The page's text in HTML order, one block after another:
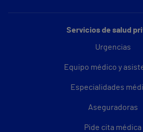
Servicios de salud
Urgencias
Equipo médico y
Especialidades
Aseguradoras
Pide cita médica